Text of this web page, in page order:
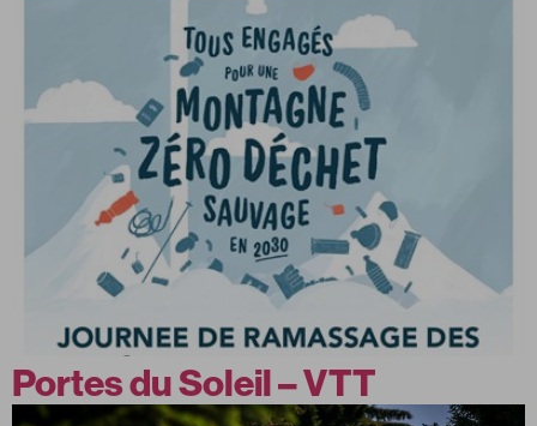
Portes du Soleil – VTT